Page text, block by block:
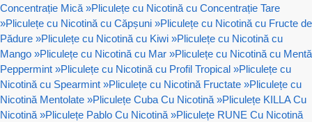
Concentrație Mică »Pliculețe cu Nicotină cu Concentrație Tare
»Pliculețe cu Nicotină cu Căpșuni »Pliculețe cu Nicotină cu Fructe de
Pădure »Pliculețe cu Nicotină cu Kiwi »Pliculețe cu Nicotină cu
Mango »Pliculețe cu Nicotină cu Mar »Pliculețe cu Nicotină cu Mentă
Peppermint »Pliculețe cu Nicotină cu Profil Tropical »Pliculețe cu
Nicotină cu Spearmint »Pliculețe cu Nicotină Fructate »Pliculețe cu
Nicotină Mentolate »Pliculețe Cuba Cu Nicotină »Pliculețe KILLA Cu
Nicotină »Pliculețe Pablo Cu Nicotină »Pliculețe RUNE Cu Nicotină